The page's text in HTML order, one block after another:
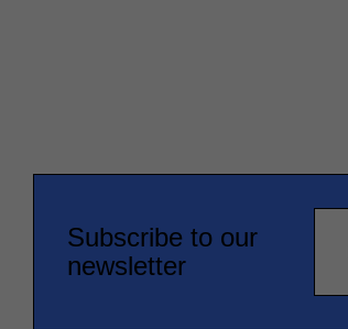
Subscribe to our
newsletter